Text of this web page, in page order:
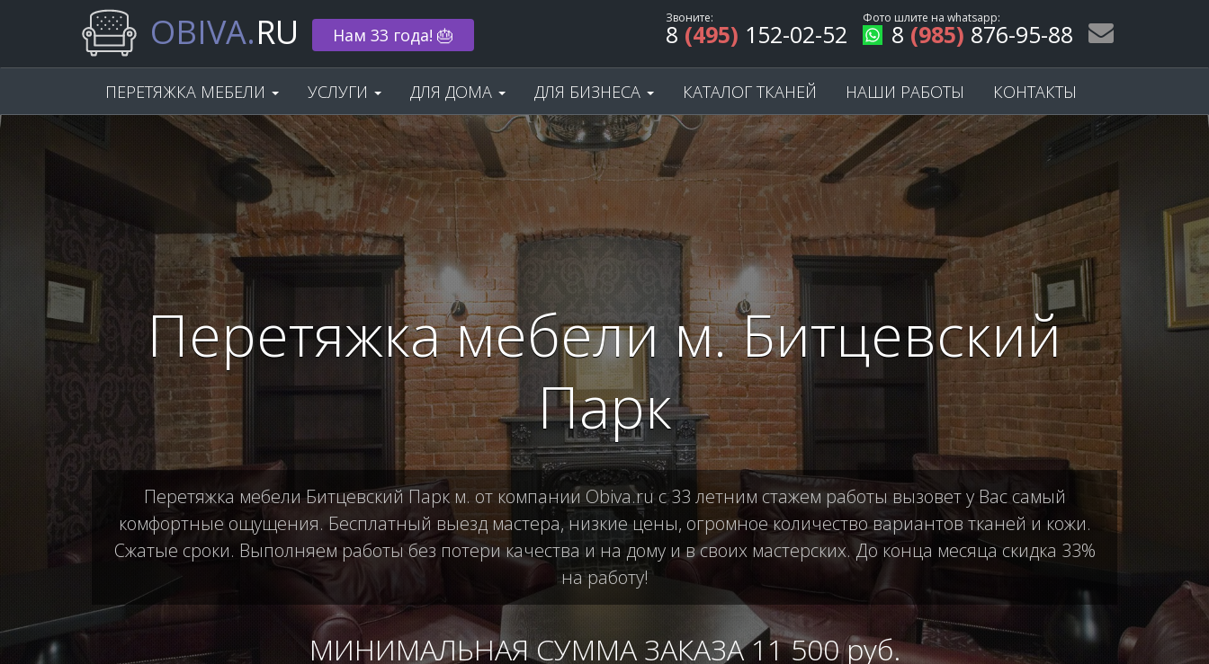
OBIVA.RU 🌟 Скидка 33% 🌟
Звоните:
8 (495) 152-02-52
Фото шлите на whatsapp:
8 (985) 876-95-88
ПЕРЕТЯЖКА МЕБЕЛИ УСЛУГИ ДЛЯ ДОМА ДЛЯ БИЗНЕСА КАТАЛОГ ТКАНЕЙ НАШИ РАБОТЫ КОНТАКТЫ
Перетяжка мебели м. Битцевский
Парк
Перетяжка мебели Битцевский Парк м. от компании Obiva.ru с 33 летним стажем работы вызовет у Вас самый
комфортные ощущения. Бесплатный выезд мастера, низкие цены, огромное количество вариантов тканей и кожи.
Сжатые сроки. Выполняем работы без потери качества и на дому и в своих мастерских. До конца месяца скидка 33%
на работу!
МИНИМАЛЬНАЯ СУММА ЗАКАЗА 11 500 руб.